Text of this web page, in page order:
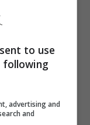
to use
following
advertising and
and